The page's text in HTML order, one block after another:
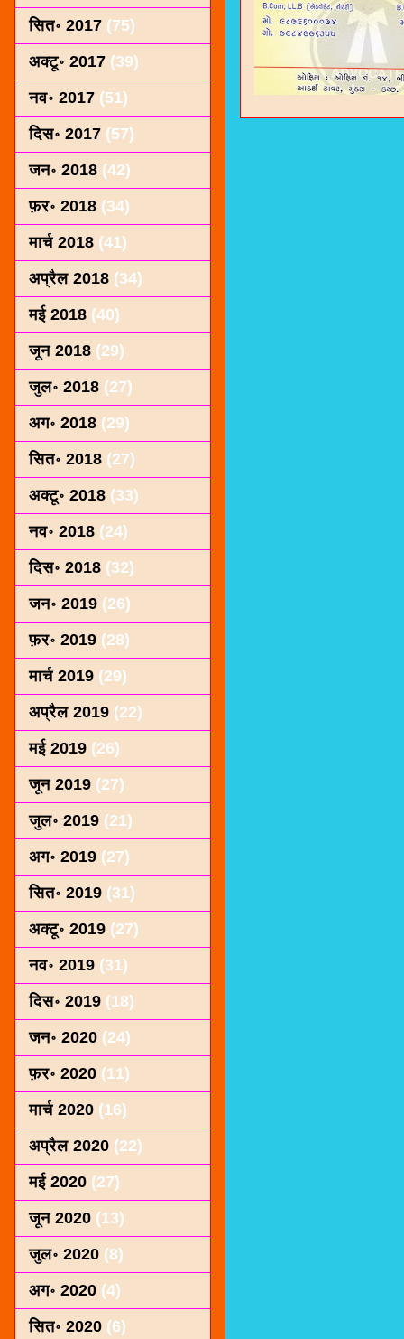
सित॰ 2017 (75)
अक्टू॰ 2017 (39)
नव॰ 2017 (51)
दिस॰ 2017 (57)
जन॰ 2018 (42)
फ़र॰ 2018 (34)
मार्च 2018 (41)
अप्रैल 2018 (34)
मई 2018 (40)
जून 2018 (29)
जुल॰ 2018 (27)
अग॰ 2018 (29)
सित॰ 2018 (27)
अक्टू॰ 2018 (33)
नव॰ 2018 (24)
दिस॰ 2018 (32)
जन॰ 2019 (26)
फ़र॰ 2019 (28)
मार्च 2019 (29)
अप्रैल 2019 (22)
मई 2019 (26)
जून 2019 (27)
जुल॰ 2019 (21)
अग॰ 2019 (27)
सित॰ 2019 (31)
अक्टू॰ 2019 (27)
नव॰ 2019 (31)
दिस॰ 2019 (18)
जन॰ 2020 (24)
फ़र॰ 2020 (11)
मार्च 2020 (16)
अप्रैल 2020 (22)
मई 2020 (27)
जून 2020 (13)
जुल॰ 2020 (8)
अग॰ 2020 (4)
सित॰ 2020 (6)